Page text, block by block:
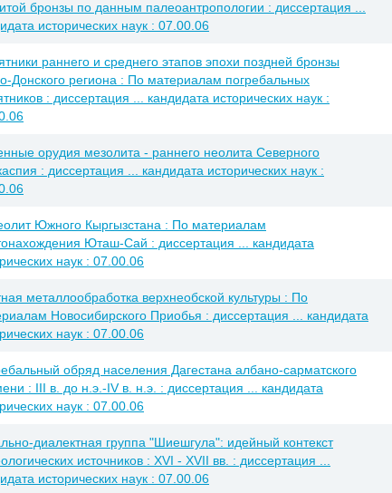
бронзы по данным палеоантропологии : диссертация ...
исторических наук : 07.00.06
раннего и среднего этапов эпохи поздней бронзы
Донского региона : По материалам погребальных
: диссертация ... кандидата исторических наук :
орудия мезолита - раннего неолита Северного
: диссертация ... кандидата исторических наук :
Южного Кыргызстана : По материалам
Юташ-Сай : диссертация ... кандидата
наук : 07.00.06
металлообработка верхнеобской культуры : По
Новосибирского Приобья : диссертация ... кандидата
наук : 07.00.06
обряд населения Дагестана албано-сарматского
: III в. до н.э.-IV в. н.э. : диссертация ... кандидата
наук : 07.00.06
диалектная группа "Шиешгула": идейный контекст
источников : XVI - XVII вв. : диссертация ...
исторических наук : 07.00.06